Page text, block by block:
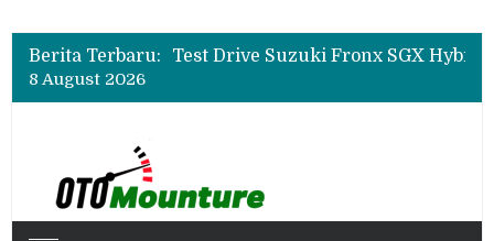
Berita Terbaru:
Beli Mobil Jangan Cuma Lihat Cicilan, TAF dan OJK Tekankan Pentingnya Literasi Keuangan
Beli Mobil Jangan Cuma Lihat Cicilan, TAF dan OJK Tekankan Pentingnya Literasi Keuangan
8 August 2026